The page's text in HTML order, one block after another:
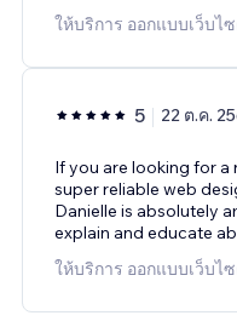
ให้บริการ ออกแบบเว็บไ
5 22 ต.ค.
If you are looking for a
super reliable web
Danielle is absolutely
explain and educate
ให้บริการ ออกแบบเว็บไ